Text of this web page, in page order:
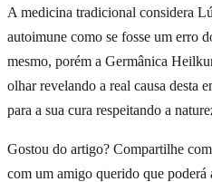
A medicina tradicional considera
autoimune como se fosse um erro
mesmo, porém a Germânica
olhar revelando a real causa desta
para a sua cura respeitando a
Gostou do artigo? Compartilhe
com um amigo querido que poderá